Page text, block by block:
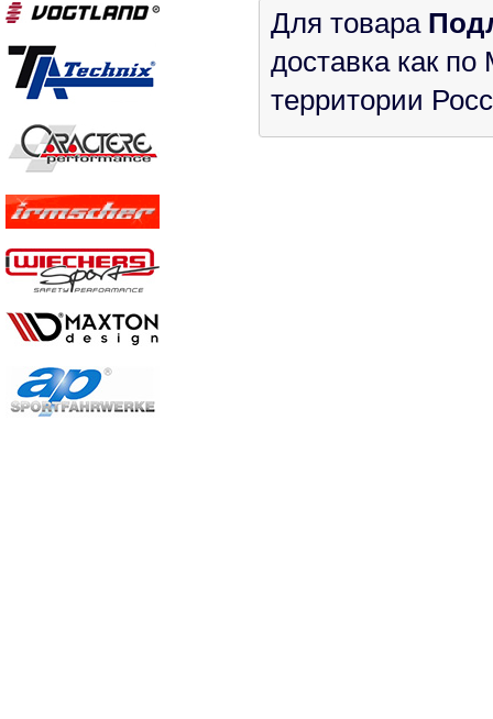
Для товара
доставка как
территории